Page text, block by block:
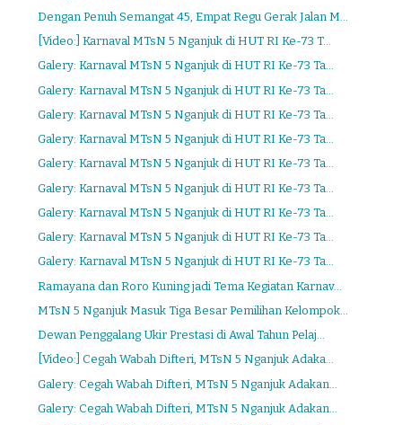
Dengan Penuh Semangat 45, Empat Regu Gerak Jalan M...
[Video:] Karnaval MTsN 5 Nganjuk di HUT RI Ke-73 T...
Galery: Karnaval MTsN 5 Nganjuk di HUT RI Ke-73 Ta...
Galery: Karnaval MTsN 5 Nganjuk di HUT RI Ke-73 Ta...
Galery: Karnaval MTsN 5 Nganjuk di HUT RI Ke-73 Ta...
Galery: Karnaval MTsN 5 Nganjuk di HUT RI Ke-73 Ta...
Galery: Karnaval MTsN 5 Nganjuk di HUT RI Ke-73 Ta...
Galery: Karnaval MTsN 5 Nganjuk di HUT RI Ke-73 Ta...
Galery: Karnaval MTsN 5 Nganjuk di HUT RI Ke-73 Ta...
Galery: Karnaval MTsN 5 Nganjuk di HUT RI Ke-73 Ta...
Galery: Karnaval MTsN 5 Nganjuk di HUT RI Ke-73 Ta...
Ramayana dan Roro Kuning jadi Tema Kegiatan Karnav...
MTsN 5 Nganjuk Masuk Tiga Besar Pemilihan Kelompok...
Dewan Penggalang Ukir Prestasi di Awal Tahun Pelaj...
[Video:] Cegah Wabah Difteri, MTsN 5 Nganjuk Adaka...
Galery: Cegah Wabah Difteri, MTsN 5 Nganjuk Adakan...
Galery: Cegah Wabah Difteri, MTsN 5 Nganjuk Adakan...